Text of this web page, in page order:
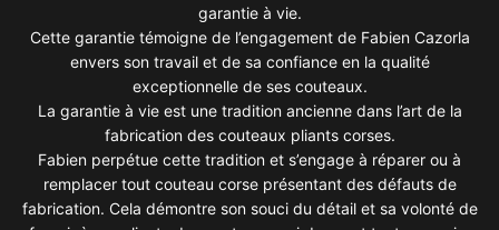
garantie à vie.
Cette garantie témoigne de l’engagement de Fabien Cazorla
envers son travail et de sa confiance en la qualité
exceptionnelle de ses couteaux.
La garantie à vie est une tradition ancienne dans l’art de la
fabrication des couteaux pliants corses.
Fabien perpétue cette tradition et s’engage à réparer ou à
remplacer tout couteau corse présentant des défauts de
fabrication. Cela démontre son souci du détail et sa volonté de